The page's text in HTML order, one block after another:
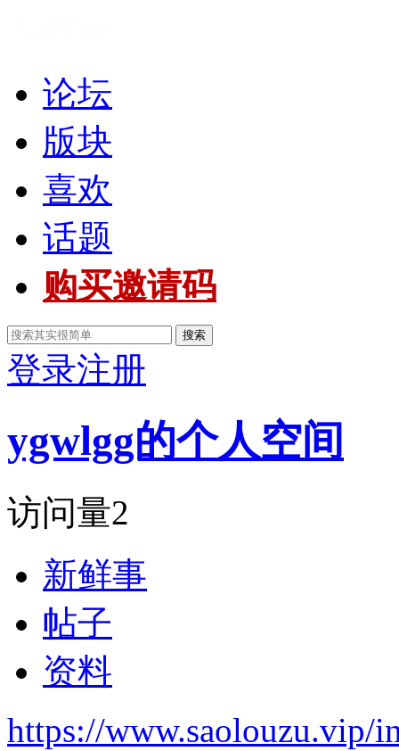
论坛
版块
喜欢
话题
购买邀请码
搜索
登录注册
ygwlgg的个人空间
访问量2
新鲜事
帖子
资料
https://www.saolouzu.vip/